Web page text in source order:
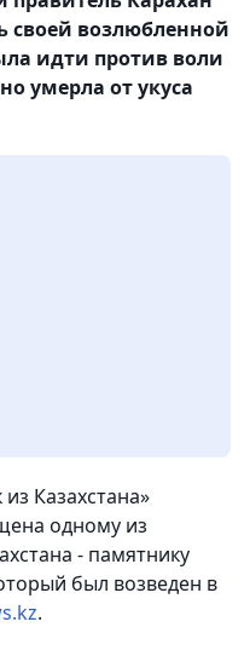
своей возлюбленной
идти против воли
умерла от укуса
Казахстана»
одному из
- памятнику
был возведен в
.